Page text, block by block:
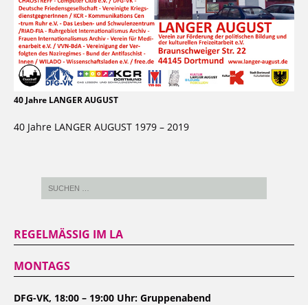
40 Jahre LANGER AUGUST
40 Jahre LANGER AUGUST 1979 – 2019
REGELMÄSSIG IM LA
MONTAGS
DFG-VK, 18:00 – 19:00 Uhr: Gruppenabend